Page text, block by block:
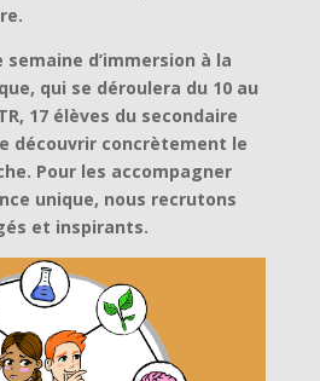
semaine d’immersion à la
qui se déroulera du 10 au
17 élèves du secondaire
découvrir concrètement le
Pour les accompagner
unique, nous recrutons
et inspirants.